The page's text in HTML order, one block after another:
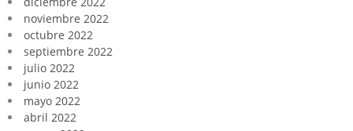
noviembre 2022
octubre 2022
septiembre 2022
julio 2022
junio 2022
mayo 2022
abril 2022